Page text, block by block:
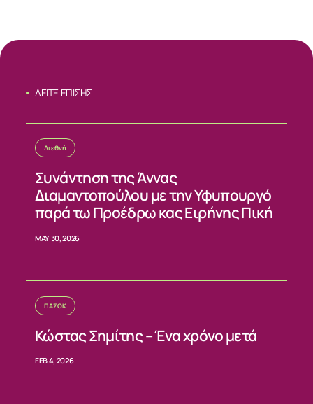
ΔΕΙΤΕ ΕΠΙΣΗΣ
Διεθνή
Συνάντηση της Άννας
Διαμαντοπούλου με την Υφυπουργό
παρά τω Προέδρω κας Ειρήνης Πική
MAY 30, 2026
ΠΑΣΟΚ
Κώστας Σημίτης – Ένα χρόνο μετά
FEB 4, 2026